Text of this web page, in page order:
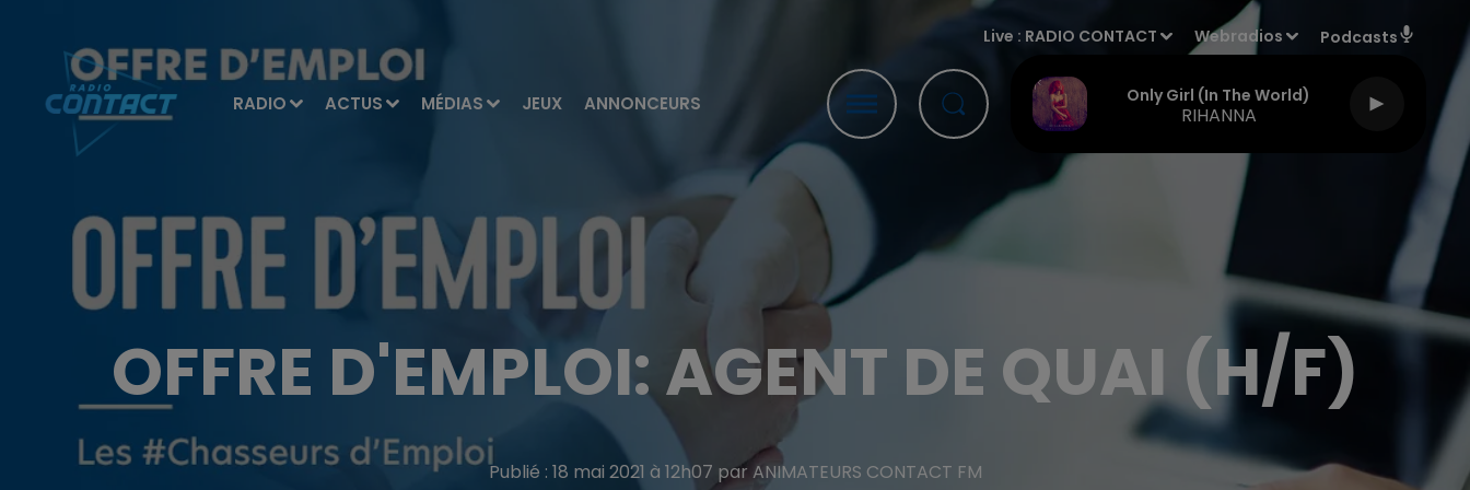
RADIO ACTUS MÉDIAS JEUX ANNONCEURS
Live : RADIO CONTACT Webradios Podcasts
Only Girl (in The World)
RIHANNA
OFFRE D'EMPLOI: AGENT DE QUAI (H/F)
Publié : 18 mai 2021 à 12h07 par ANIMATEURS CONTACT FM